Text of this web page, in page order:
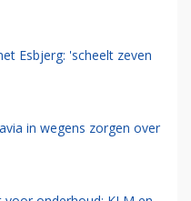
Esbjerg: 'scheelt zeven
in wegens zorgen over